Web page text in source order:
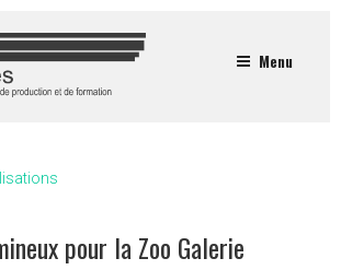
Menu
pour la Zoo Galerie